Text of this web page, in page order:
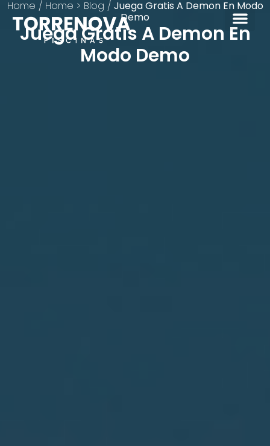
Home / Home > Blog / Juega Gratis A Demon En Modo
Demo
Juega Gratis A Demon En
Modo Demo